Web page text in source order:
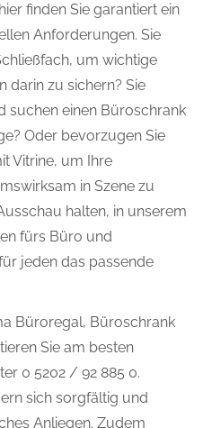
finden Sie garantiert ein
Anforderungen. Sie
um wichtige
darin zu sichern? Sie
suchen einen Büroschrank
Oder bevorzugen Sie
Vitrine, um Ihre
in Szene zu
halten, in unserem
fürs Büro und
jeden das passende
Büroregal, Büroschrank
Sie am besten
0 5202 / 92 885 0.
sich sorgfältig und
Anliegen. Zudem